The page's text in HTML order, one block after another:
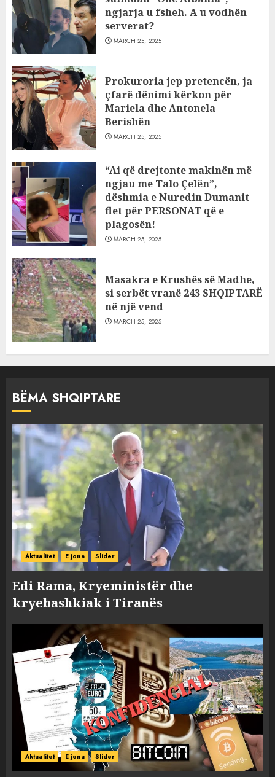
ngjarja u fsheh. A u vodhën
serverat?
MARCH 25, 2025
Prokuroria jep pretencën, ja
çfarë dënimi kërkon për
Mariela dhe Antonela
Berishën
MARCH 25, 2025
“Ai që drejtonte makinën më
ngjau me Talo Çelën”,
dëshmia e Nuredin Dumanit
flet për PERSONAT që e
plagosën!
MARCH 25, 2025
Masakra e Krushës së Madhe,
si serbët vranë 243 SHQIPTARË
në një vend
MARCH 25, 2025
BËMA SHQIPTARE
Aktualitet E jona Slider
Edi Rama, Kryeministër dhe
kryebashkiak i Tiranës
Aktualitet E jona Slider